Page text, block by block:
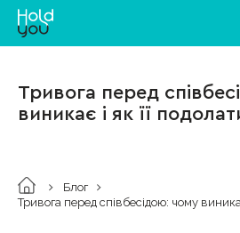
Тривога перед
виникає і як її
Блог
Тривога перед співбесідою: чому